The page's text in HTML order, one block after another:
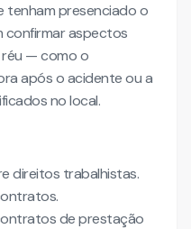
tenham presenciado o
confirmar aspectos
réu — como o
após o acidente ou a
no local.
direitos trabalhistas.
de prestação